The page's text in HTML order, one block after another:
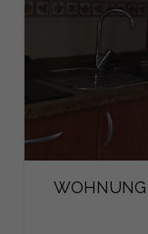
WOHNUNG